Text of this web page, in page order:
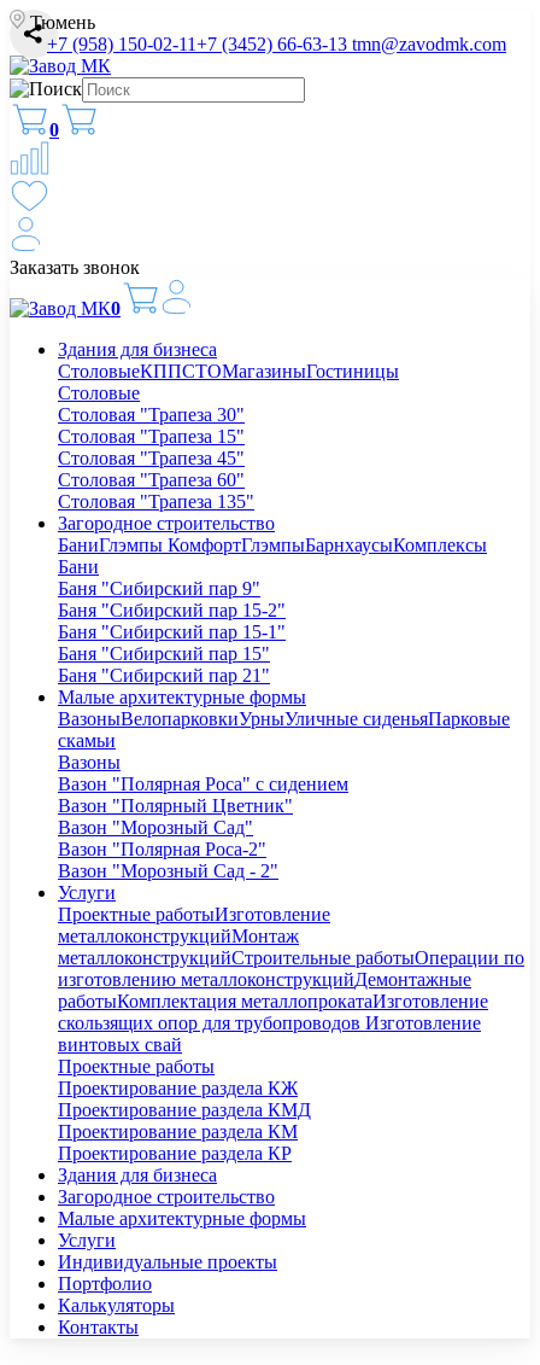
Тюмень
+7 (958) 150-02-11+7 (3452) 66-63-13 tmn@zavodmk.com
0
Заказать звонок
0
Здания для бизнеса
СтоловыеКППСТОМагазиныГостиницы
Столовые
Столовая "Трапеза 30"
Столовая "Трапеза 15"
Столовая "Трапеза 45"
Столовая "Трапеза 60"
Столовая "Трапеза 135"
Загородное строительство
БаниГлэмпы КомфортГлэмпыБарнхаусыКомплексы
Бани
Баня "Сибирский пар 9"
Баня "Сибирский пар 15-2"
Баня "Сибирский пар 15-1"
Баня "Сибирский пар 15"
Баня "Сибирский пар 21"
Малые архитектурные формы
ВазоныВелопарковкиУрныУличные сиденьяПарковые
скамьи
Вазоны
Вазон "Полярная Роса" с сидением
Вазон "Полярный Цветник"
Вазон "Морозный Сад"
Вазон "Полярная Роса-2"
Вазон "Морозный Сад - 2"
Услуги
Проектные работыИзготовление
металлоконструкцийМонтаж
металлоконструкцийСтроительные работыОперации по
изготовлению металлоконструкцийДемонтажные
работыКомплектация металлопрокатаИзготовление
скользящих опор для трубопроводов Изготовление
винтовых свай
Проектные работы
Проектирование раздела КЖ
Проектирование раздела КМД
Проектирование раздела КМ
Проектирование раздела КР
Здания для бизнеса
Загородное строительство
Малые архитектурные формы
Услуги
Индивидуальные проекты
Портфолио
Калькуляторы
Контакты